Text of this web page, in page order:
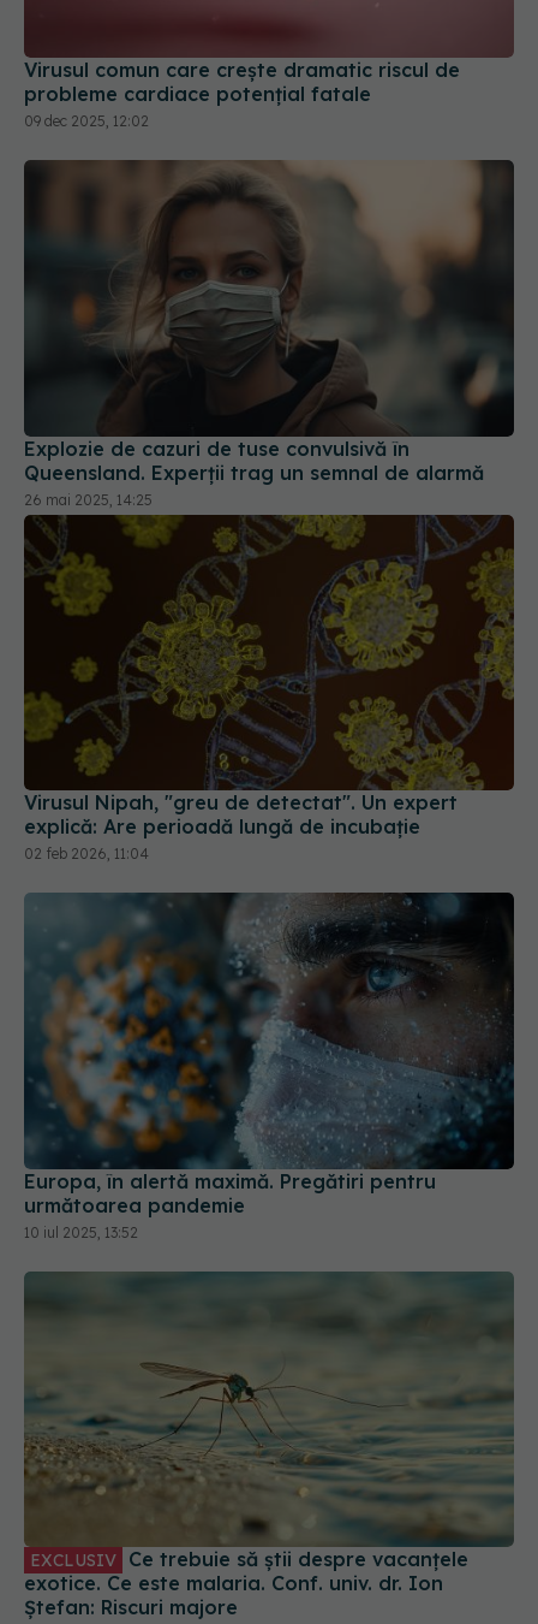
Virusul comun care crește dramatic riscul de
probleme cardiace potențial fatale
09 dec 2025, 12:02
Explozie de cazuri de tuse convulsivă în
Queensland. Experții trag un semnal de alarmă
26 mai 2025, 14:25
Virusul Nipah, "greu de detectat". Un expert
explică: Are perioadă lungă de incubație
02 feb 2026, 11:04
Europa, în alertă maximă. Pregătiri pentru
următoarea pandemie
10 iul 2025, 13:52
EXCLUSIV
exotice. Ce este malaria. Conf. univ. dr. Ion
Ștefan: Riscuri majore